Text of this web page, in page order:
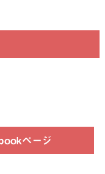
ページ